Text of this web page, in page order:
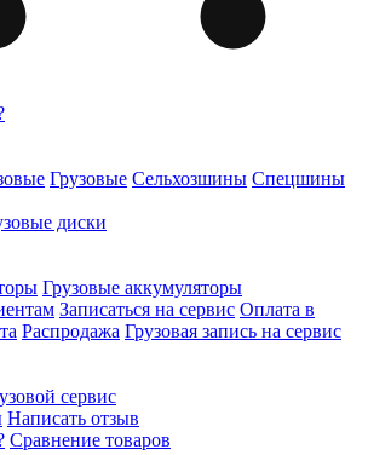
Грузовые Сельхозшины Спецшины
диски
Грузовые аккумуляторы
Записаться на сервис Оплата в
Распродажа Грузовая запись на сервис
сервис
Написать отзыв
Сравнение товаров